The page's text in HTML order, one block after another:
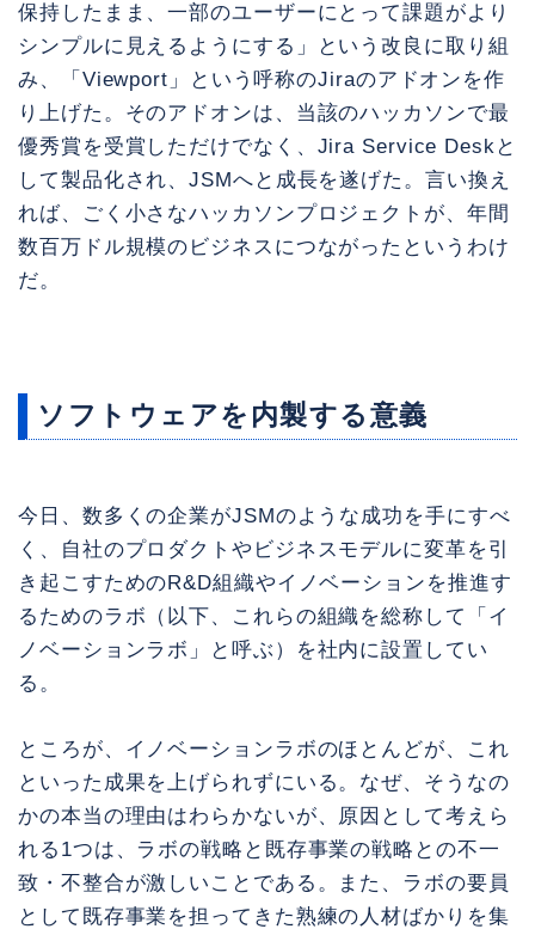
保持したまま、一部のユーザーにとって課題がより
シンプルに見えるようにする」という改良に取り組
み、「Viewport」という呼称のJiraのアドオンを作
り上げた。そのアドオンは、当該のハッカソンで最
優秀賞を受賞しただけでなく、Jira Service Deskと
して製品化され、JSMへと成長を遂げた。言い換え
れば、ごく小さなハッカソンプロジェクトが、年間
数百万ドル規模のビジネスにつながったというわけ
だ。
ソフトウェアを内製する意義
今日、数多くの企業がJSMのような成功を手にすべ
く、自社のプロダクトやビジネスモデルに変革を引
き起こすためのR&D組織やイノベーションを推進す
るためのラボ（以下、これらの組織を総称して「イ
ノベーションラボ」と呼ぶ）を社内に設置してい
る。
ところが、イノベーションラボのほとんどが、これ
といった成果を上げられずにいる。なぜ、そうなの
かの本当の理由はわらかないが、原因として考えら
れる1つは、ラボの戦略と既存事業の戦略との不一
致・不整合が激しいことである。また、ラボの要員
として既存事業を担ってきた熟練の人材ばかりを集